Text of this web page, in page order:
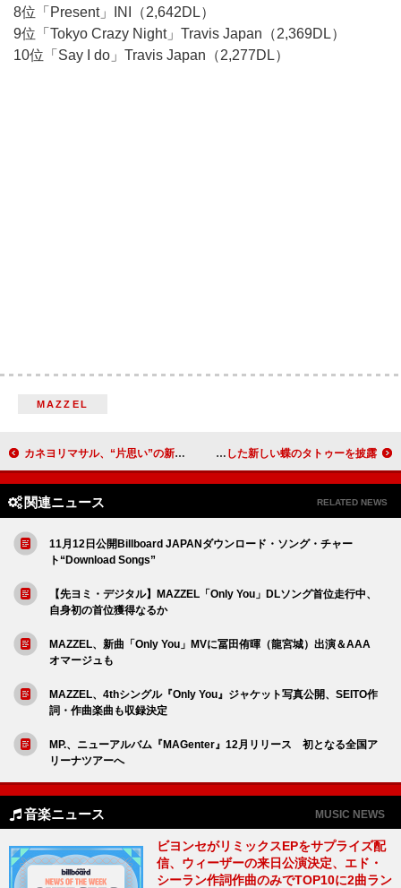
8位「Present」INI（2,642DL）
9位「Tokyo Crazy Night」Travis Japan（2,369DL）
10位「Say I do」Travis Japan（2,277DL）
MAZZEL
カネヨリマサル、“片思い”の新曲「リボンをかけた恋心」配信＆永瀬碧（おでん）主演のMV公開へ ケイティ・ペリー、【ザ・ライフタイムズ・ツアー】を記念した新しい蝶のタトゥーを披露
関連ニュース RELATED NEWS
11月12日公開Billboard JAPANダウンロード・ソング・チャー
ト“Download Songs”
【先ヨミ・デジタル】MAZZEL「Only You」DLソング首位走行中、
自身初の首位獲得なるか
MAZZEL、新曲「Only You」MVに冨田侑暉（龍宮城）出演＆AAA
オマージュも
MAZZEL、4thシングル『Only You』ジャケット写真公開、SEITO作
詞・作曲楽曲も収録決定
MP.、ニューアルバム『MAGenter』12月リリース 初となる全国ア
リーナツアーへ
音楽ニュース MUSIC NEWS
ビヨンセがリミックスEPをサプライズ配
信、ウィーザーの来日公演決定、エド・
シーラン作詞作曲のみでTOP10に2曲ラン